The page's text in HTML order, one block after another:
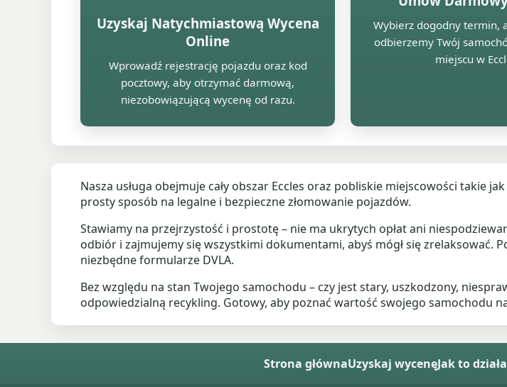
Uzyskaj Natychmiastową Wycena
Online
Wprowadź rejestrację pojazdu oraz kod
pocztowy, aby otrzymać darmową,
niezobowiązującą wycenę od razu.
Wybierz dogodny termin,
odbierzemy Twój
miejscu w
Nasza usługa obejmuje cały obszar Eccles oraz pobliskie miejscowości takie
prosty sposób na legalne i bezpieczne złomowanie pojazdów.
Stawiamy na przejrzystość i prostotę – nie ma ukrytych opłat ani
odbiór i zajmujemy się wszystkimi dokumentami, abyś mógł się zrelaksować.
niezbędne formularze DVLA.
Bez względu na stan Twojego samochodu – czy jest stary, uszkodzony,
odpowiedzialną recykling. Gotowy, aby poznać wartość swojego samochodu
Strona głównaUzyskaj wycenęJak to działa